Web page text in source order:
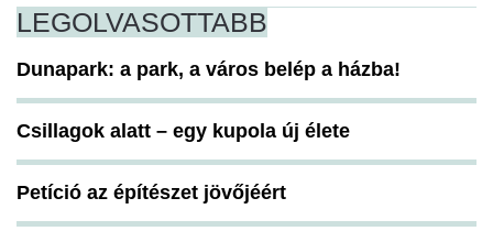
LEGOLVASOTTABB
Dunapark: a park, a város belép a házba!
Csillagok alatt – egy kupola új élete
Petíció az építészet jövőjéért